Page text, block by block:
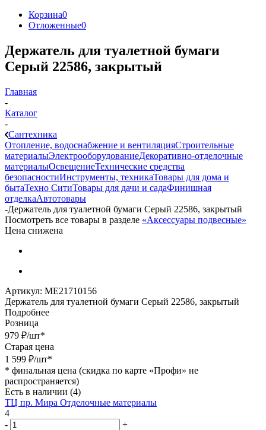
Корзина0
Отложенные0
Держатель для туалетной бумаги
Серый 22586, закрытый
Главная
-
Каталог
-
Сантехника
Отопление, водоснабжение и вентиляцияСтроительные
материалыЭлектрооборудованиеДекоративно-отделочные
материалыОсвещениеТехнические средства
безопасностиИнструменты, техникаТовары для дома и
бытаТехно СитиТовары для дачи и садаФинишная
отделкаАвтотовары
-Держатель для туалетной бумаги Серый 22586, закрытый
Посмотреть все товары в разделе «Аксессуары подвесные»
Цена снижена
Артикул: МЕ21710156
Держатель для туалетной бумаги Серый 22586, закрытый
Подробнее
Розница
979 ₽/шт*
Старая цена
1 599 ₽/шт*
* финальная цена (скидка по карте «Профи» не
распространяется)
Есть в наличии (4)
ТЦ пр. Мира Отделочные материалы
4
-
+